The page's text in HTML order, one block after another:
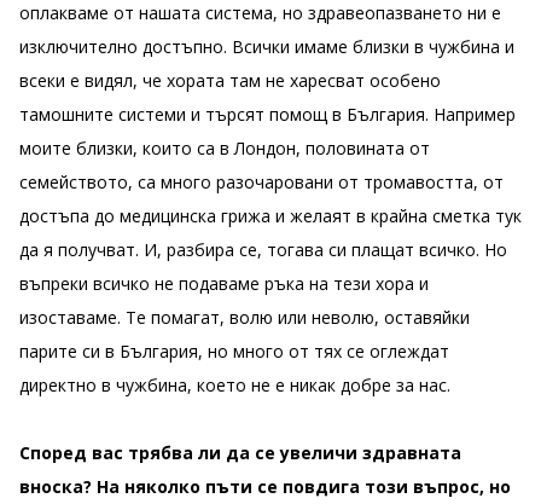
оплакваме от нашата система, но здравеопазването ни е
изключително достъпно. Всички имаме близки в чужбина и
всеки е видял, че хората там не харесват особено
тамошните системи и търсят помощ в България. Например
моите близки, които са в Лондон, половината от
семейството, са много разочаровани от тромавостта, от
достъпа до медицинска грижа и желаят в крайна сметка тук
да я получват. И, разбира се, тогава си плащат всичко. Но
въпреки всичко не подаваме ръка на тези хора и
изоставаме. Те помагат, волю или неволю, оставяйки
парите си в България, но много от тях се оглеждат
директно в чужбина, което не е никак добре за нас.
Според вас трябва ли да се увеличи здравната
вноска? На няколко пъти се повдига този въпрос, но